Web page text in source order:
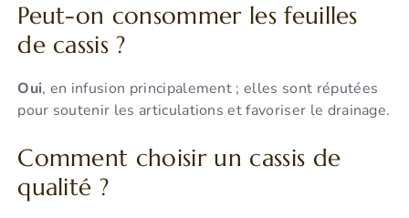
Peut-on consommer les feuilles
de cassis ?
Oui, en infusion principalement ; elles sont réputées
pour soutenir les articulations et favoriser le drainage.
Comment choisir un cassis de
qualité ?